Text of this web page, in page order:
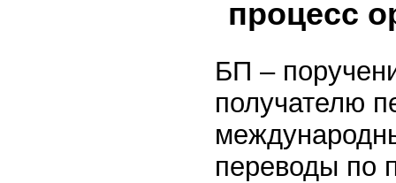
процесс
БП –
получателю
переводы по